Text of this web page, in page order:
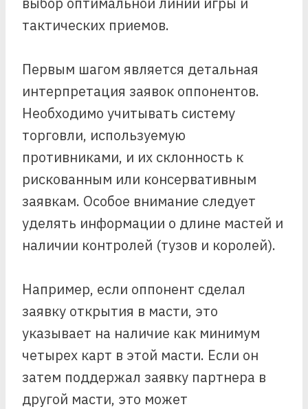
тактических приемов.
Первым шагом является детальная
интерпретация заявок оппонентов.
Необходимо учитывать систему
торговли, используемую
противниками, и их склонность к
рискованным или консервативным
заявкам. Особое внимание следует
уделять информации о длине мастей и
наличии контролей (тузов и королей).
Например, если оппонент сделал
заявку открытия в масти, это
указывает на наличие как минимум
четырех карт в этой масти. Если он
затем поддержал заявку партнера в
другой масти, это может